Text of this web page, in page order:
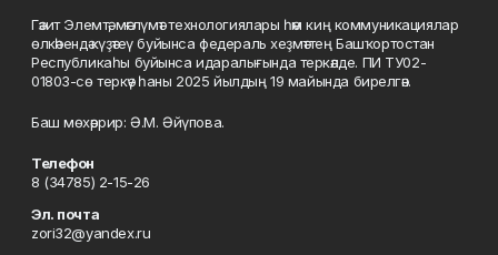
Гәзит Элемтә, мәғлүмәт технологиялары һәм киң коммуникациялар
өлкәһендә күҙәтеү буйынса федераль хеҙмәттең Башҡортостан
Республикаһы буйынса идаралығында теркәлде. ПИ ТУ02-
01803-сө теркәү һаны 2025 йылдың 19 майында бирелгән.
Баш мөхәррир: Ә.М. Әйүпова.
Телефон
8 (34785) 2-15-26
Эл. почта
zori32@yandex.ru